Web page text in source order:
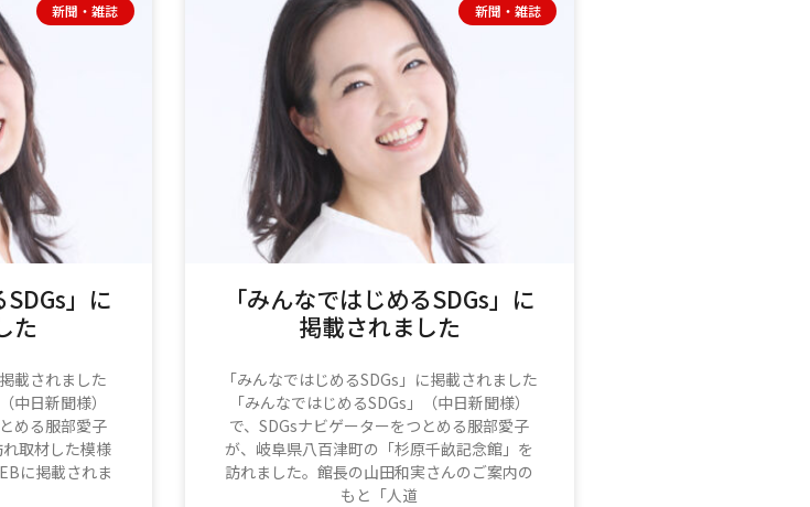
新聞・雑誌
SDGs」に
た
載されました
中日新聞様）
める服部愛子
取材した模様
に掲載されま
新聞・雑誌
「みんなではじめるSDGs」に
掲載されました
「みんなではじめるSDGs」に掲載されました
「みんなではじめるSDGs」（中日新聞様）
で、SDGsナビゲーターをつとめる服部愛子
が、岐阜県八百津町の「杉原千畝記念館」を
訪れました。館長の山田和実さんのご案内の
もと「人道